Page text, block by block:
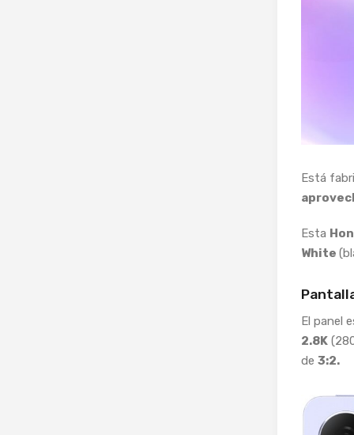
Está
Esta
White
El panel
2.8K
de 3:2.